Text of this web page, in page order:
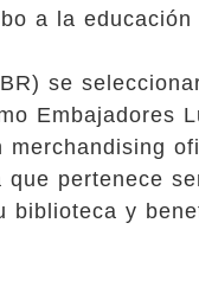
a la educación
se
Embajadores
merchandising
pertenece
biblioteca y